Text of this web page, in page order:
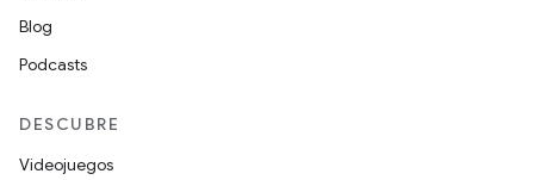
Blog
Podcasts
DESCUBRE
Videojuegos